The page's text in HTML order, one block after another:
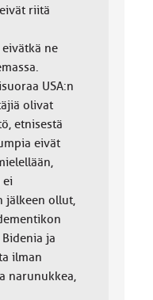
riitä
ne
USA:n
olivat
etnisestä
eivät
jälkeen ollut,
ja
ilman
narunukkea,